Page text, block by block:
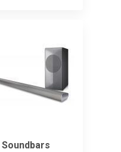
Soundbars